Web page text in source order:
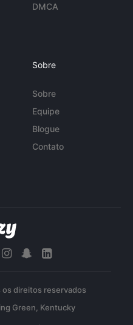
DMCA
Sobre
Sobre
Equipe
Blogue
Contato
os direitos reservados